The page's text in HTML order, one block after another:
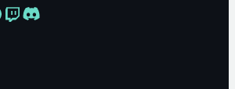
Twitch
Discord